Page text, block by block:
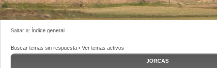
Saltar a: Índice general
Buscar temas sin respuesta • Ver temas activos
JORCAS